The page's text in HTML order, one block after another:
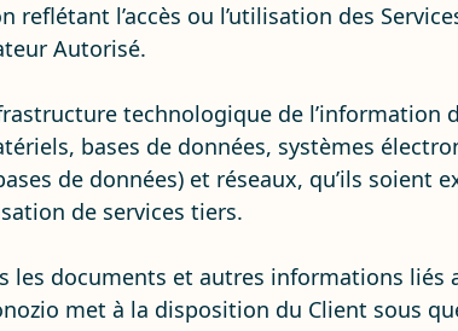
l’accès ou l’utilisation des
Autorisé.
technologique de l’information
bases de données, systèmes
de données) et réseaux, qu’ils soient
de services tiers.
les documents et autres informations liés
met à la disposition du Client sous